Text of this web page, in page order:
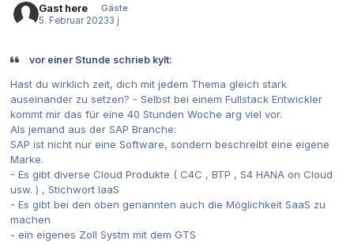
Gast here
Gäste
5. Februar 20233 j
vor einer Stunde schrieb kylt:
Hast du wirklich zeit, dich mit jedem Thema gleich stark
auseinander zu setzen? - Selbst bei einem Fullstack Entwickler
kommt mir das für eine 40 Stunden Woche arg viel vor.
Als jemand aus der SAP Branche:
SAP ist nicht nur eine Software, sondern beschreibt eine eigene
Marke.
- Es gibt diverse Cloud Produkte ( C4C , BTP , S4 HANA on Cloud
usw. ) , Stichwort IaaS
- Es gibt bei den oben genannten auch die Möglichkeit SaaS zu
machen
- ein eigenes Zoll Systm mit dem GTS